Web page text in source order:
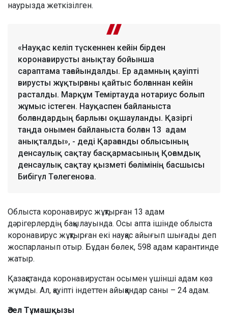
наурызда жеткізілген.
«Науқас келіп түскеннен кейін бірден
коронавирусты анықтау бойынша
сараптама тағайындалды. Ер адамның қауіпті
вирусты жұқтырғаны қайтыс болғаннан кейін
расталды. Марқұм Теміртауда нотариус болып
жұмыс істеген. Науқаспен байланыста
болғандардың барлығы оқшауланды. Қазіргі
таңда онымен байланыста болған 13 адам
анықталды», - деді Қарағанды облысының
денсаулық сақтау басқармасының Қоғамдық
денсаулық сақтау қызметі бөлімінің басшысы
Бибігүл Төлегенова.
Облыста коронавирус жұқтырған 13 адам
дәрігерлердің бақылауында. Осы апта ішінде облыста
коронавирус жұқтырған екі науқас айығып шығады деп
жоспарланып отыр. Бұдан бөлек, 598 адам карантинде
жатыр.
Қазақстанда коронавирустан осымен үшінші адам көз
жұмды. Ал, қауіпті індеттен айыққандар саны – 24 адам.
Әсел Тұмашқызы